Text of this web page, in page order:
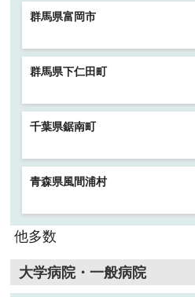
群馬県富岡市
群馬県下仁田町
千葉県鋸南町
青森県風間浦村
他多数
大学病院・一般病院